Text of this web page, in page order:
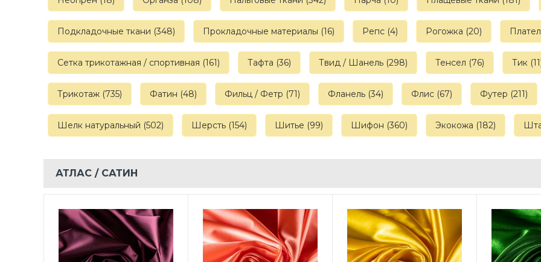
Подкладочные ткани (348) Прокладочные материалы (16) Репс (4) Рогожка (20)
Сетка трикотажная / спортивная (161) Тафта (36) Твид / Шанель (298) Тенсел (76) Тик
Трикотаж (735) Фатин (48) Фильц / Фетр (71) Фланель (34) Флис (67) Футер (211)
Шелк натуральный (502) Шерсть (154) Шитье (99) Шифон (360) Экокожа (182)
АТЛАС / CАТИН